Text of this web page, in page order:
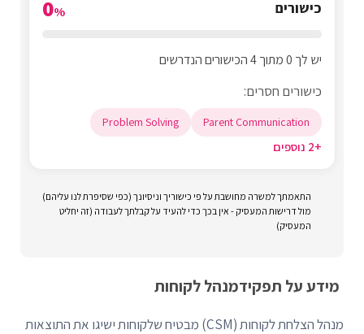
כישורים 0%
יש לך 0 מתוך 4 הכישורים הנדרשים
כישורים חסרים:
Parent Communication
Problem Solving
+2 נוספים
התאמתך למשרה מחושבת על פי כישוריך וניסיונך (כפי שסיפרת לנו עליהם)
מול דרישות המעסיק - אין בכך כדי להעיד על קבלתך לעבודה (זה יחליט
המעסיק)
מידע על תפקידמנהל לקוחות
מנהל הצלחת לקוחות (CSM) מבטיח שלקוחות ישיגו את התוצאות